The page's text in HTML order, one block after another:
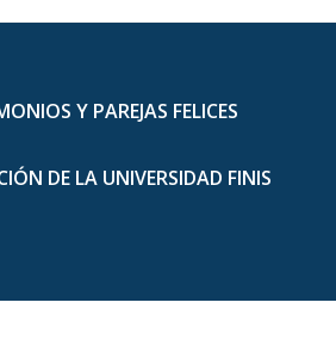
Y PAREJAS FELICES
DE LA UNIVERSIDAD FINIS